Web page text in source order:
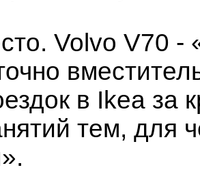
Volvo V70 -
в Ikea за
тем, для